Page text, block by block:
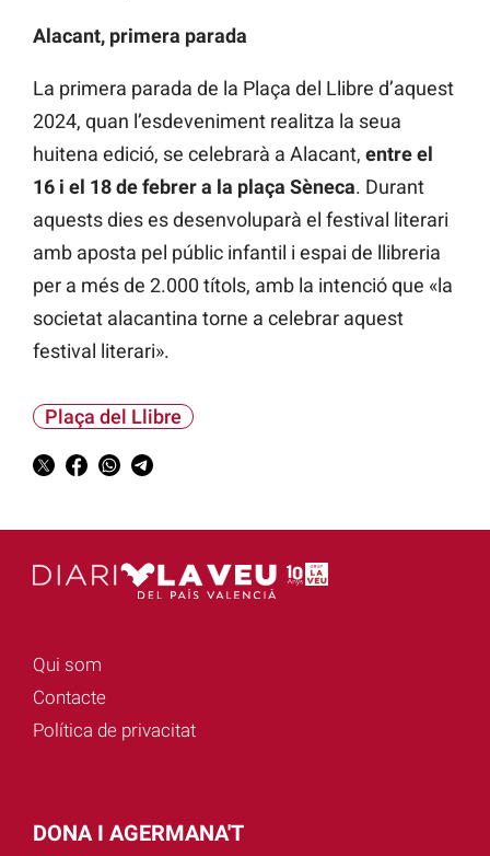
Alacant, primera parada
La primera parada de la Plaça del Llibre d’aquest
2024, quan l’esdeveniment realitza la seua
huitena edició, se celebrarà a Alacant, entre el
16 i el 18 de febrer a la plaça Sèneca. Durant
aquests dies es desenvoluparà el festival literari
amb aposta pel públic infantil i espai de llibreria
per a més de 2.000 títols, amb la intenció que «la
societat alacantina torne a celebrar aquest
festival literari».
Plaça del Llibre
Qui som
Contacte
Política de privacitat
DONA I AGERMANA'T